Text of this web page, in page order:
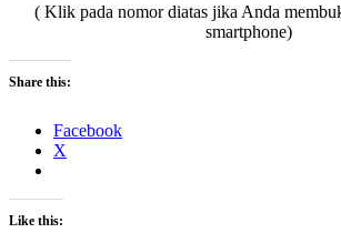
( Klik pada nomor diatas jika Anda
smartphone)
Share this:
Facebook
X
Like this: